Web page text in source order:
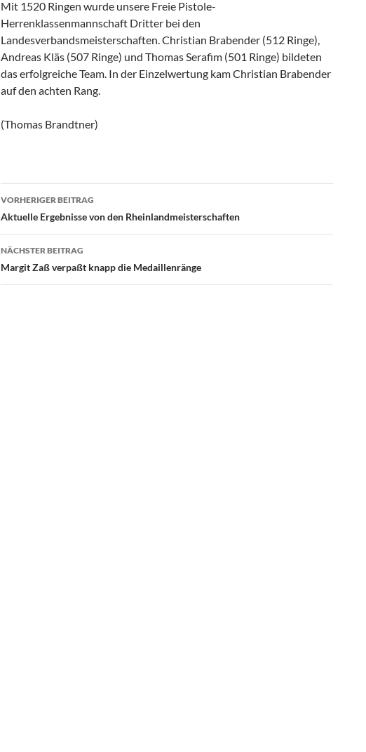
Mit 1520 Ringen wurde unsere Freie Pistole-
Herrenklassenmannschaft Dritter bei den
Landesverbandsmeisterschaften. Christian Brabender (512 Ringe),
Andreas Kläs (507 Ringe) und Thomas Serafim (501 Ringe) bildeten
das erfolgreiche Team. In der Einzelwertung kam Christian Brabender
auf den achten Rang.
(Thomas Brandtner)
Beitragsnavigation
VORHERIGER BEITRAG
Aktuelle Ergebnisse von den Rheinlandmeisterschaften
NÄCHSTER BEITRAG
Margit Zaß verpaßt knapp die Medaillenränge